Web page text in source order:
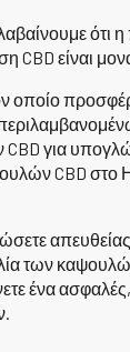
ότι
CBD είναι
οποίο
CBD για
CBD στο
των
ένα